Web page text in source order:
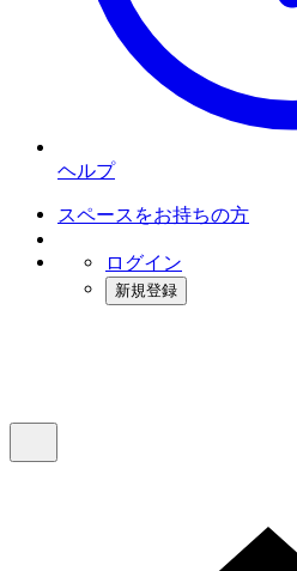
ヘルプ
スペースをお持ちの方
ログイン
新規登録